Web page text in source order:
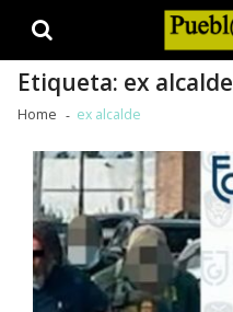
Etiqueta: ex alcalde
Home ex alcalde